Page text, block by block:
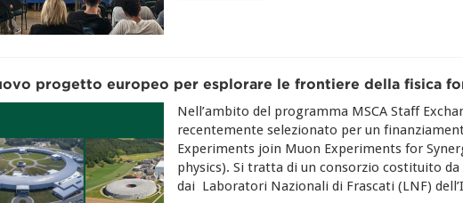
progetto europeo per esplorare le frontiere della fisica
Nell’ambito del programma MSCA Staff
recentemente selezionato per un
Experiments join Muon Experiments for
physics). Si tratta di un consorzio costituito
dai Laboratori Nazionali di Frascati (LNF)